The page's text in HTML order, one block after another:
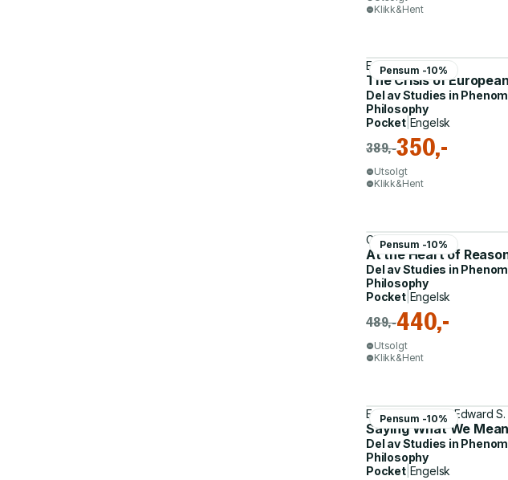
Klikk&Hent
Pensum -10%
Edmund Husserl
The Crisis of
Del avStudies in
Philosophy
Pocket| Engelsk
389,-350,-
Utsolgt
Klikk&Hent
Pensum -10%
Claude Romano
At the Heart of
Del avStudies in
Philosophy
Pocket| Engelsk
489,-440,-
Utsolgt
Klikk&Hent
Pensum -10%
Eugene Gendlin, Edward
Saying What We Mean
Del avStudies in
Philosophy
Pocket| Engelsk